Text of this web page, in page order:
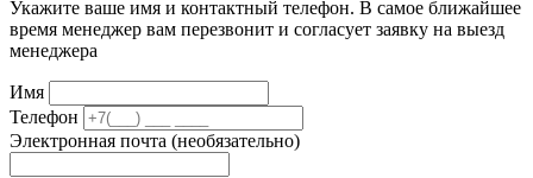
Укажите ваше имя и контактный телефон. В самое ближайшее
время менеджер вам перезвонит и согласует заявку на выезд
менеджера
Имя
Телефон
Электронная почта (необязательно)